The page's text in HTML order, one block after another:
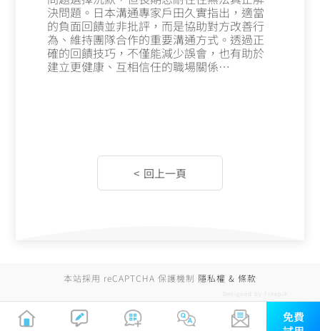
決問題。日本溝通專家戶田久實指出，適當
的負面回饋並非批評，而是協助對方改善行
為、維持團隊合作的重要溝通方式。透過正
確的回饋技巧，不僅能減少誤會，也有助於
建立更健康、互相信任的職場關係…
本站採用 reCAPTCHA 保護機制 隱私權 & 條款
免費